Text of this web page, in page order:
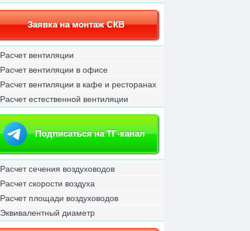
Заявка на монтаж СКВ
Расчет вентиляции
Расчет вентиляции в офисе
Расчет вентиляции в кафе и ресторанах
Расчет естественной вентиляции
Подписаться на ТГ-канал
Расчет сечения воздуховодов
Расчет скорости воздуха
Расчет площади воздуховодов
Эквивалентный диаметр